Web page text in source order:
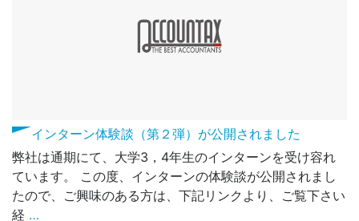
インターン体験談（第２弾）が公開されました
弊社は通期にて、大学3，4年生のインターンを受け容れ
ています。 この度、インターンの体験談が公開されまし
たので、ご興味のある方は、下記リンクより、ご覧下さい
経 …